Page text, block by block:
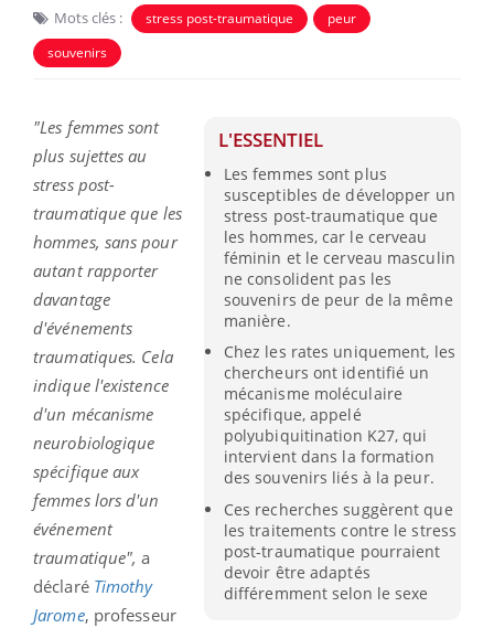
Mots clés : stress post-traumatique
peur
souvenirs
L'ESSENTIEL
Les femmes sont plus
susceptibles de développer un
stress post-traumatique que
les hommes, car le cerveau
féminin et le cerveau masculin
ne consolident pas les
souvenirs de peur de la même
manière.
Chez les rates uniquement, les
chercheurs ont identifié un
mécanisme moléculaire
spécifique, appelé
polyubiquitination K27, qui
intervient dans la formation
des souvenirs liés à la peur.
Ces recherches suggèrent que
les traitements contre le stress
post-traumatique pourraient
devoir être adaptés
différemment selon le sexe
"Les femmes sont
plus sujettes au
stress post-
traumatique que les
hommes, sans pour
autant rapporter
davantage
d'événements
traumatiques. Cela
indique l'existence
d'un mécanisme
neurobiologique
spécifique aux
femmes lors d'un
événement
traumatique", a
déclaré Timothy
Jarome, professeur